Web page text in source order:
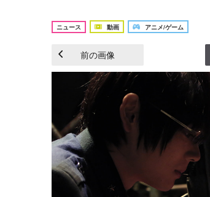
ニュース 動画 アニメ/ゲーム
前の画像